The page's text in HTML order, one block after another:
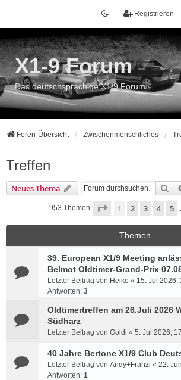
Registrieren
X1-9 Forum
Das deutschsprachige X1/9 Forum
Foren-Übersicht Zwischenmenschliches
Treffen
Neues Thema
953 Themen Seite 1von 20
1 2 3 4 5
Themen
39. European X1/9 Meeting
Belmot Oldtimer-Grand-Prix
Letzter Beitrag von Heiko « 15. Jul 2026,
Antworten: 3
Oldtimertreffen am 26.Juli 2026
Südharz
Letzter Beitrag von Goldi « 5. Jul 2026,
40 Jahre Bertone X1/9 Club
Letzter Beitrag von Andy+Franzi « 22.
Antworten: 1